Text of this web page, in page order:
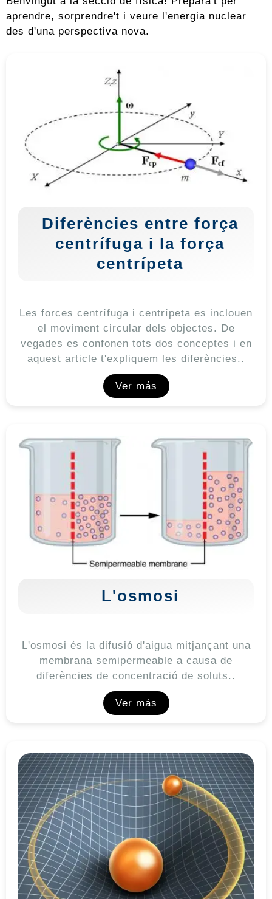
aprendre, sorprendre't i veure l'energia nuclear
des d'una perspectiva nova.
Diferències entre força
centrífuga i la força
centrípeta
Les forces centrífuga i centrípeta es inclouen
el moviment circular dels objectes. De
vegades es confonen tots dos conceptes i en
aquest article t'expliquem les diferències..
Ver más
L'osmosi
L'osmosi és la difusió d'aigua mitjançant una
membrana semipermeable a causa de
diferències de concentració de soluts..
Ver más